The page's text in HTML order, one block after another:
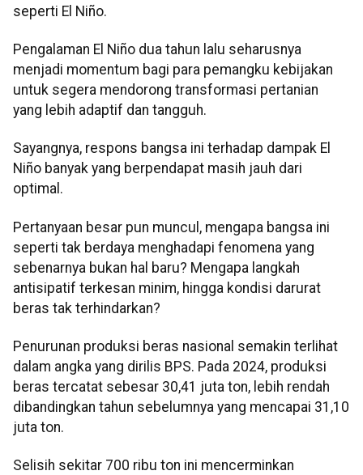
seperti El Niño.
Pengalaman El Niño dua tahun lalu seharusnya
menjadi momentum bagi para pemangku kebijakan
untuk segera mendorong transformasi pertanian
yang lebih adaptif dan tangguh.
Sayangnya, respons bangsa ini terhadap dampak El
Niño banyak yang berpendapat masih jauh dari
optimal.
Pertanyaan besar pun muncul, mengapa bangsa ini
seperti tak berdaya menghadapi fenomena yang
sebenarnya bukan hal baru? Mengapa langkah
antisipatif terkesan minim, hingga kondisi darurat
beras tak terhindarkan?
Penurunan produksi beras nasional semakin terlihat
dalam angka yang dirilis BPS. Pada 2024, produksi
beras tercatat sebesar 30,41 juta ton, lebih rendah
dibandingkan tahun sebelumnya yang mencapai 31,10
juta ton.
Selisih sekitar 700 ribu ton ini mencerminkan